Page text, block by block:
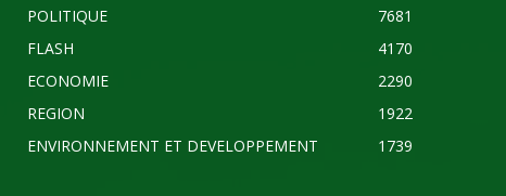
POLITIQUE
7681
FLASH
4170
ECONOMIE
2290
REGION
1922
ENVIRONNEMENT ET DEVELOPPEMENT
1739